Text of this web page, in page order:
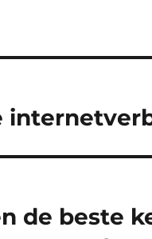
de beste